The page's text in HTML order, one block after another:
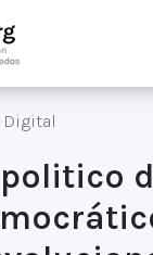
Digital